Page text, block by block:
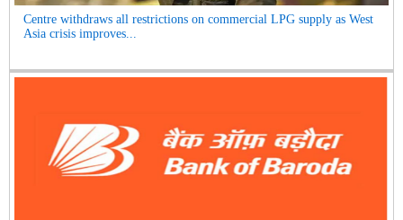
Centre withdraws all restrictions on commercial LPG supply as West
Asia crisis improves...